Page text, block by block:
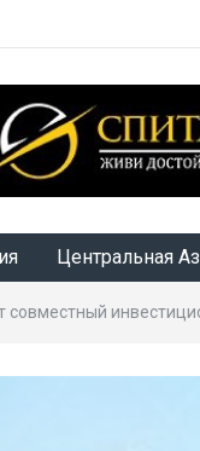
Центральная
совместный